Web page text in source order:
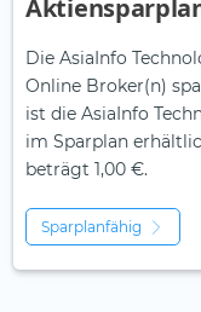
Die AsiaInfo
Online Broker(n)
ist die AsiaInfo
im Sparplan
beträgt 1,00 €.
Sparplanfähig